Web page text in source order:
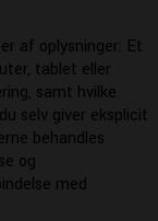
af oplysninger: Et
tablet eller
samt hvilke
selv giver eksplicit
behandles
og
med